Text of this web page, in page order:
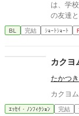
は、学
の友達
の家を
幼なじ
BL 完結 ｼｮｰﾄｼｮｰﾄ
カクヨ
たかつき
カクヨ
ｴｯｾｲ・ﾉﾝﾌｨｸｼｮﾝ 完結